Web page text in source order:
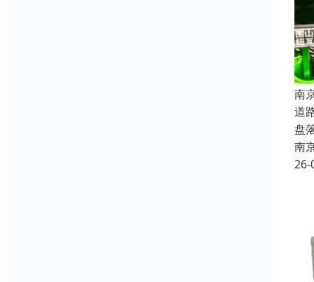
南
道
盘
南
26-